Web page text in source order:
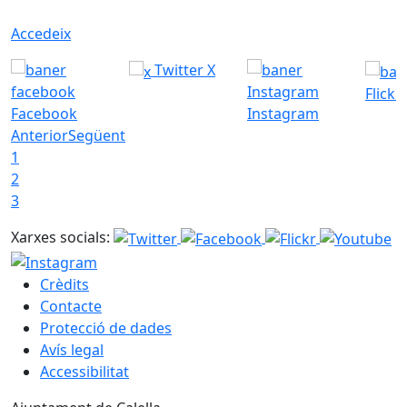
Accedeix
Facebook
Twitter X
Instagram
Flickr
AnteriorSegüent
1
2
3
Xarxes socials:
Crèdits
Contacte
Protecció de dades
Avís legal
Accessibilitat